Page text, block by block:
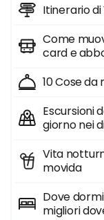
Itinerario di
Come
card e
10 Cose
Escursioni
giorno nei
Vita
movida
Dove
migliori